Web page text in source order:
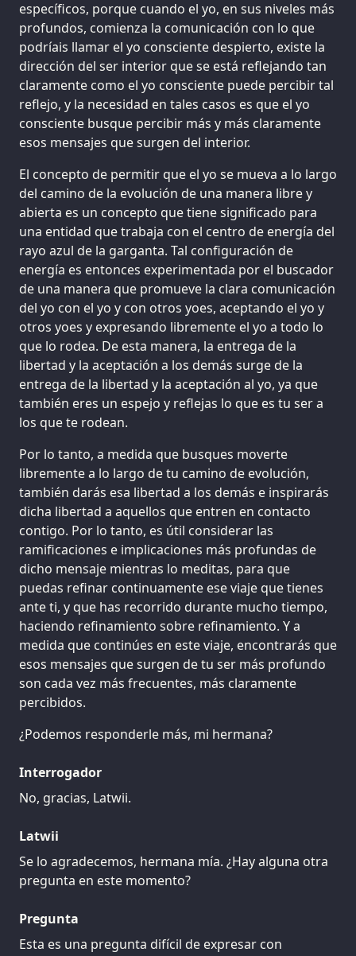
específicos, porque cuando el yo, en sus niveles más
profundos, comienza la comunicación con lo que
podríais llamar el yo consciente despierto, existe la
dirección del ser interior que se está reflejando tan
claramente como el yo consciente puede percibir tal
reflejo, y la necesidad en tales casos es que el yo
consciente busque percibir más y más claramente
esos mensajes que surgen del interior.
El concepto de permitir que el yo se mueva a lo largo
del camino de la evolución de una manera libre y
abierta es un concepto que tiene significado para
una entidad que trabaja con el centro de energía del
rayo azul de la garganta. Tal configuración de
energía es entonces experimentada por el buscador
de una manera que promueve la clara comunicación
del yo con el yo y con otros yoes, aceptando el yo y
otros yoes y expresando libremente el yo a todo lo
que lo rodea. De esta manera, la entrega de la
libertad y la aceptación a los demás surge de la
entrega de la libertad y la aceptación al yo, ya que
también eres un espejo y reflejas lo que es tu ser a
los que te rodean.
Por lo tanto, a medida que busques moverte
libremente a lo largo de tu camino de evolución,
también darás esa libertad a los demás e inspirarás
dicha libertad a aquellos que entren en contacto
contigo. Por lo tanto, es útil considerar las
ramificaciones e implicaciones más profundas de
dicho mensaje mientras lo meditas, para que
puedas refinar continuamente ese viaje que tienes
ante ti, y que has recorrido durante mucho tiempo,
haciendo refinamiento sobre refinamiento. Y a
medida que continúes en este viaje, encontrarás que
esos mensajes que surgen de tu ser más profundo
son cada vez más frecuentes, más claramente
percibidos.
¿Podemos responderle más, mi hermana?
Interrogador
No, gracias, Latwii.
Latwii
Se lo agradecemos, hermana mía. ¿Hay alguna otra
pregunta en este momento?
Pregunta
Esta es una pregunta difícil de expresar con